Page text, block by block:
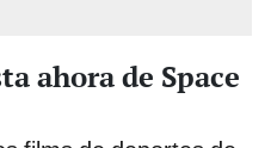
ahora de Space